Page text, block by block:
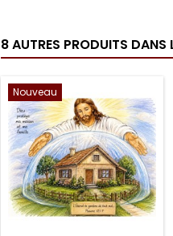
8 AUTRES PRODUITS DANS
Nouveau